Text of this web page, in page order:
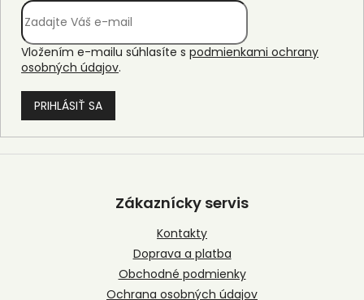
Vložením e-mailu súhlasíte s podmienkami ochrany
osobných údajov.
PRIHLÁSIŤ SA
Z
Zákaznícky servis
Kontakty
Doprava a platba
Obchodné podmienky
Ochrana osobných údajov